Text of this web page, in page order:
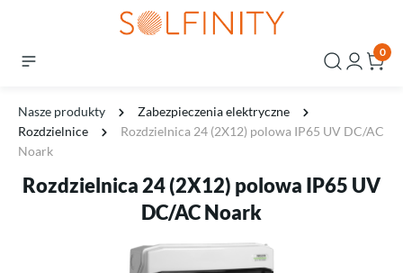
0
Nasze produkty
Zabezpieczenia elektryczne
Rozdzielnice
Rozdzielnica 24 (2X12) polowa IP65 UV DC/AC
Noark
Rozdzielnica 24 (2X12) polowa IP65 UV
DC/AC Noark